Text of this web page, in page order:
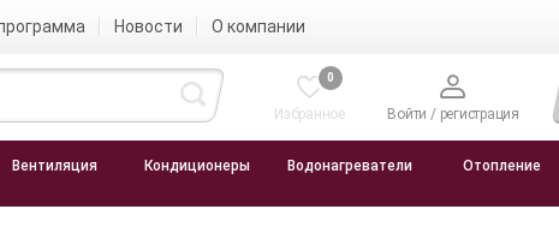
Новости О компании
0
Избранное Войти / регистрация
Вентиляция Кондиционеры Водонагреватели Отопление